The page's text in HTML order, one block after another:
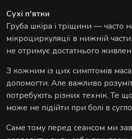
Сухі п'ятки
Груба шкіра і тріщини — часто
мікроциркуляції в нижній
не отримує достатнього
З кожним із цих симптомів
допомогти. Але важливо
потребують різних технік. Те
може не підійти при болі в
Саме тому перед сеансом ми